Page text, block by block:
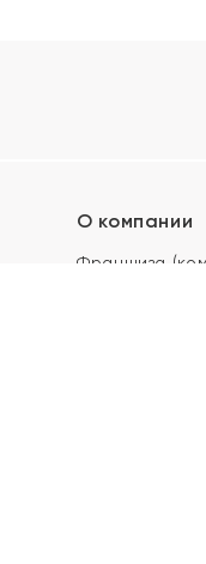
О компании
Франшиза